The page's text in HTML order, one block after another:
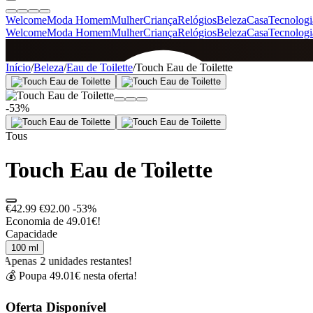
WelcomeModa HomemMulherCriançaRelógiosBelezaCasa
WelcomeModa HomemMulherCriançaRelógiosBelezaCasa
SINCE 2005
+de 36.000 reviews
Início/Beleza/Eau de Toilette/Touch Eau de Toilette
-53%
Tous
Touch Eau de Toilette
€42.99 €92.00 -53%
Economia de 49.01€!
Capacidade
100 ml
Apenas 2 unidades restantes!
💰 Poupa 49.01€ nesta oferta!
Oferta Disponível